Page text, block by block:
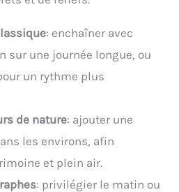
: enchaîner avec
sur une journée longue, ou
un rythme plus
de nature: ajouter une
les environs, afin
et plein air.
: privilégier le matin ou